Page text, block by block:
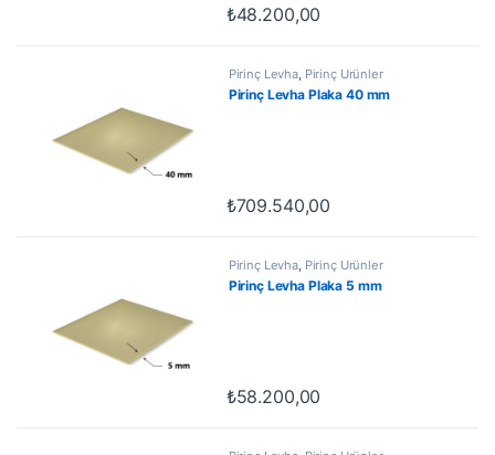
₺48.200,00
Pirinç Levha, Pirinç Ürünler
Pirinç Levha Plaka 40 mm
₺709.540,00
Pirinç Levha, Pirinç Ürünler
Pirinç Levha Plaka 5 mm
₺58.200,00